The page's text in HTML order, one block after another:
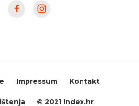
Impressum Kontakt
© 2021 Index.hr